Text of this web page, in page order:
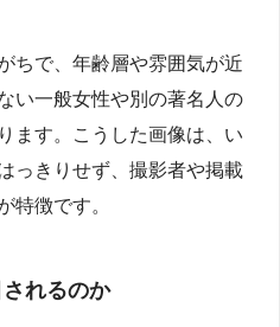
ちで、年齢層や雰囲気が近
い一般女性や別の著名人の
ます。こうした画像は、い
っきりせず、撮影者や掲載
特徴です。
れるのか